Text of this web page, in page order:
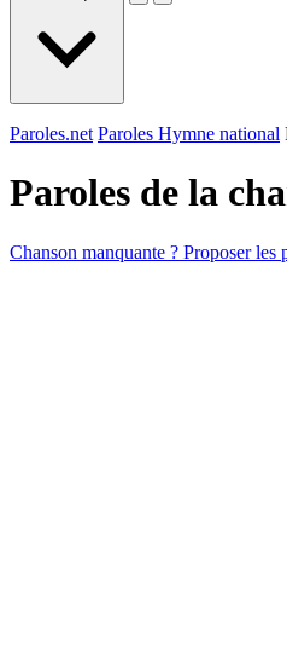
Paroles.net Paroles Hymne national
Paroles de la
Chanson manquante ? Proposer les